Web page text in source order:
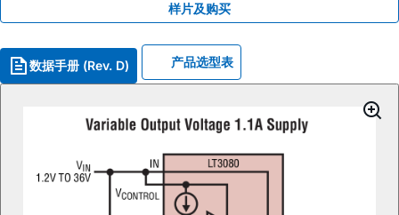
样片及购买
数据手册 (Rev. D) 产品选型表